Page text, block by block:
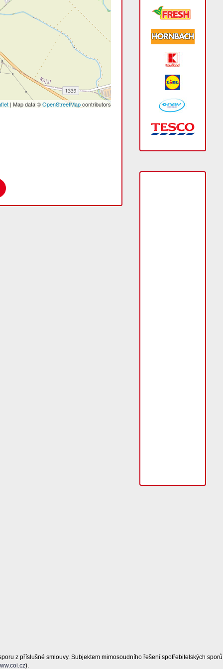
| Map data ©OpenStreetMapcontributors
z příslušné smlouvy. Subjektem mimosoudního řešení spotřebitelských sporů
).